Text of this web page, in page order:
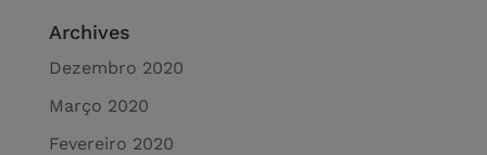
Archives
Dezembro 2020
Março 2020
Fevereiro 2020